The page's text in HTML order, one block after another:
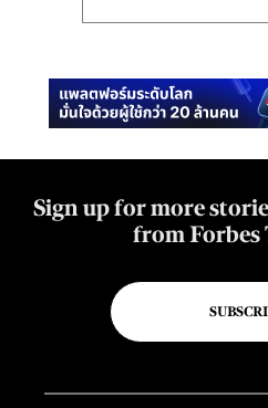
Sign up for more
from Forbes